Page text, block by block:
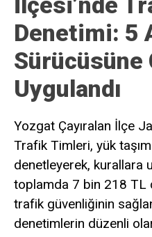
Denetimi: 5
Sürücüsüne
Uygulandı
Yozgat Çayıralan İlçe
Trafik Timleri, yük
denetleyerek, kurallara
toplamda 7 bin 218 TL
trafik güvenliğinin
denetimlerin düzenli